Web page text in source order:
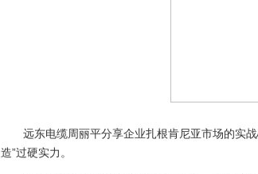
远东电缆周丽平分享企业扎根肯尼亚市场的实战
造”过硬实力。